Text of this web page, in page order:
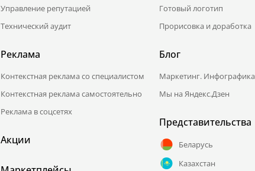
Управление репутацией
Технический аудит
Реклама
Контекстная реклама со специалистом
Контекстная реклама самостоятельно
Реклама в соцсетях
Акции
Готовый логотип
Прорисовка и доработка
Блог
Маркетинг. Инфографика
Мы на Яндекс.Дзен
Представительства
Беларусь
Казахстан